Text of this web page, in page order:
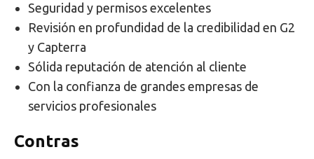
Seguridad y permisos excelentes
Revisión en profundidad de la credibilidad en G2
y Capterra
Sólida reputación de atención al cliente
Con la confianza de grandes empresas de
servicios profesionales
Contras